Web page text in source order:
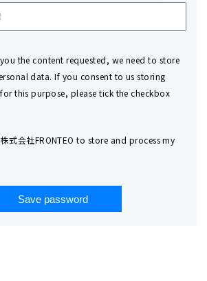
the content requested, we need to store
data. If you consent to us storing
this purpose, please tick the checkbox
式会社FRONTEO to store and process my